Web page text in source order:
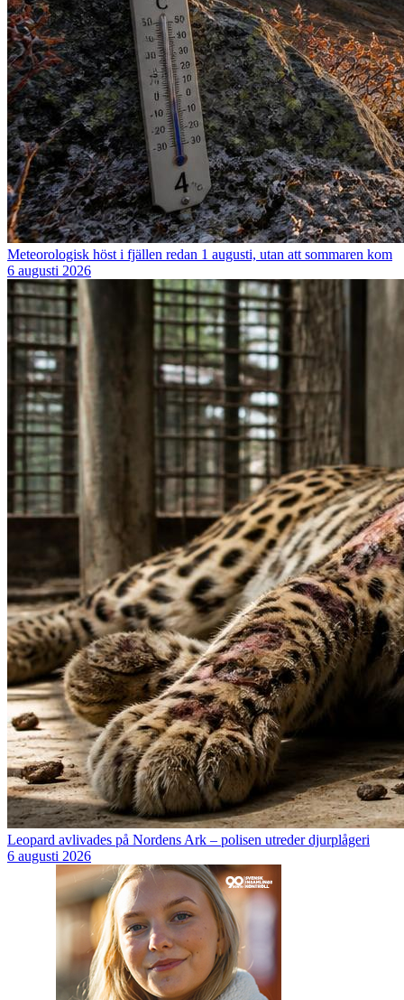
Meteorologisk höst i fjällen redan 1 augusti, utan att sommaren kom
6 augusti 2026
Leopard avlivades på Nordens Ark – polisen utreder djurplågeri
6 augusti 2026